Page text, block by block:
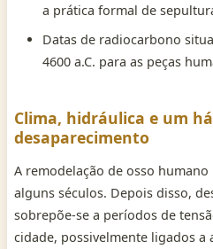
a prática formal de
Datas de radiocarbono
4600 a.C. para as peças
Clima, hidráulica e um
desaparecimento
A remodelação de osso
alguns séculos. Depois disso,
sobrepõe-se a períodos de
cidade, possivelmente ligados a